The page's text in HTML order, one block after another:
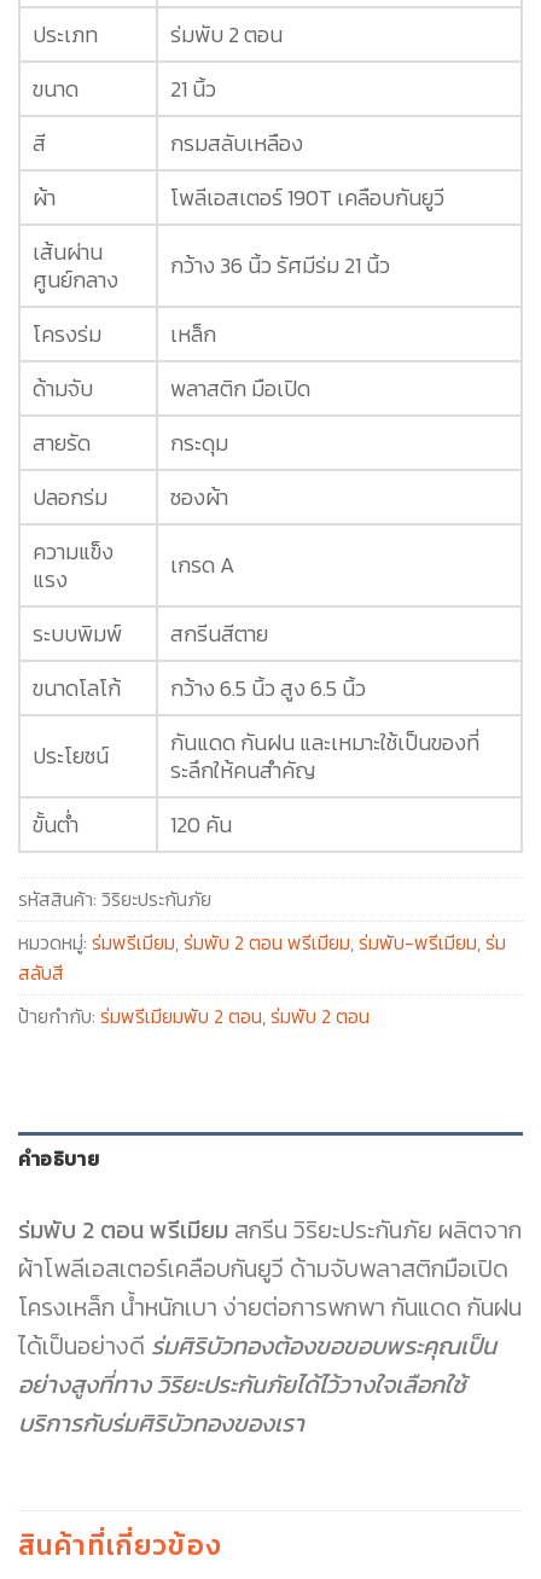
ประเภท
ร่มพับ 2 ตอน
ขนาด
21 นิ้ว
สี
กรมสลับเหลือง
ผ้า
โพลีเอสเตอร์ 190T เคลือบกันยูวี
เส้นผ่าน
ศูนย์กลาง
กว้าง 36 นิ้ว รัศมีร่ม 21 นิ้ว
โครงร่ม
เหล็ก
ด้ามจับ
พลาสติก มือเปิด
สายรัด
กระดุม
ปลอกร่ม
ซองผ้า
ความแข็ง
แรง
เกรด A
ระบบพิมพ์
สกรีนสีตาย
ขนาดโลโก้
กว้าง 6.5 นิ้ว สูง 6.5 นิ้ว
ประโยชน์
กันแดด กันฝน และเหมาะใช้เป็นของที่
ระลึกให้คนสำคัญ
ขั้นต่ำ
120 คัน
รหัสสินค้า: วิริยะประกันภัย
หมวดหมู่: ร่มพรีเมียม,ร่มพับ 2 ตอน พรีเมียม,ร่มพับ-พรีเมียม,ร่ม
สลับสี
ป้ายกำกับ: ร่มพรีเมียมพับ 2 ตอน,ร่มพับ 2 ตอน
คำอธิบาย
ร่มพับ 2 ตอน พรีเมียม สกรีน วิริยะประกันภัย ผลิตจาก
ผ้าโพลีเอสเตอร์เคลือบกันยูวี ด้ามจับพลาสติกมือเปิด
โครงเหล็ก น้ำหนักเบา ง่ายต่อการพกพา กันแดด กันฝน
ได้เป็นอย่างดี ร่มศิริบัวทองต้องขอขอบพระคุณเป็น
อย่างสูงที่ทาง วิริยะประกันภัยได้ไว้วางใจเลือกใช้
บริการกับร่มศิริบัวทองของเรา
สินค้าที่เกี่ยวข้อง